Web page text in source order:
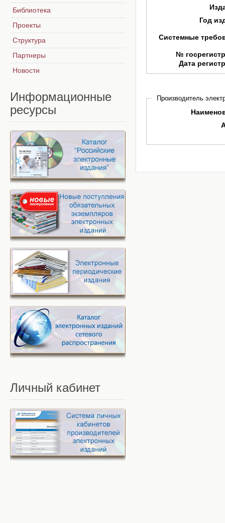
Год
Системные
№
Дата
Производитель
Библиотека
Проекты
Структура
Партнеры
Новости
Информационные
ресурсы
Личный кабинет